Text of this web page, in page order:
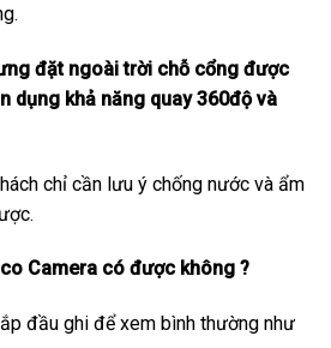
đặt ngoài trời chỗ cổng được
dụng khả năng quay 360độ và
chỉ cần lưu ý chống nước và ẩm
Camera có được không ?
đầu ghi để xem bình thường như